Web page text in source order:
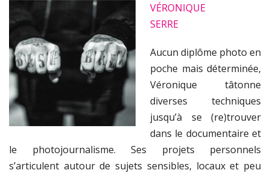
VÉRONIQUE
SERRE
Aucun diplôme photo en
poche mais déterminée,
Véronique tâtonne
diverses techniques
jusqu’à se (re)trouver
dans le documentaire et
le photojournalisme. Ses projets personnels
s’articulent autour de sujets sensibles, locaux et peu